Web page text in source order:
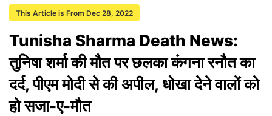
This Article is From Dec 28, 2022
Tunisha Sharma Death News:
तुनिषा शर्मा की मौत पर छलका कंगना रनौत का
दर्द, पीएम मोदी से की अपील, धोखा देने वालों को
हो सजा-ए-मौत